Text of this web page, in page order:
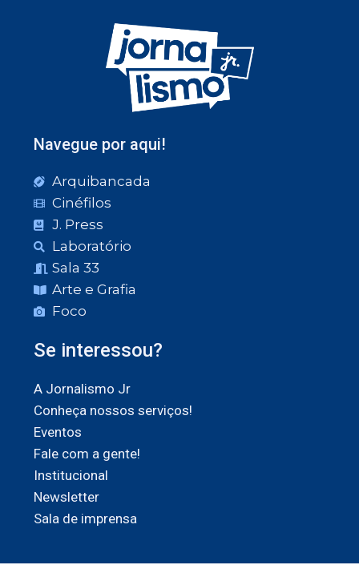
Navegue por aqui!
Arquibancada
Cinéfilos
J. Press
Laboratório
Sala 33
Arte e Grafia
Foco
Se interessou?
A Jornalismo Jr
Conheça nossos serviços!
Eventos
Fale com a gente!
Institucional
Newsletter
Sala de imprensa